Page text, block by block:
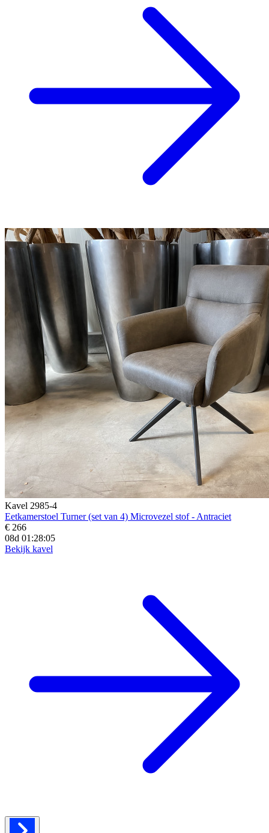
Kavel 2985-4
Eetkamerstoel Turner (set van 4) Microvezel stof - Antraciet
€ 266
08d 01:28:03
Bekijk kavel